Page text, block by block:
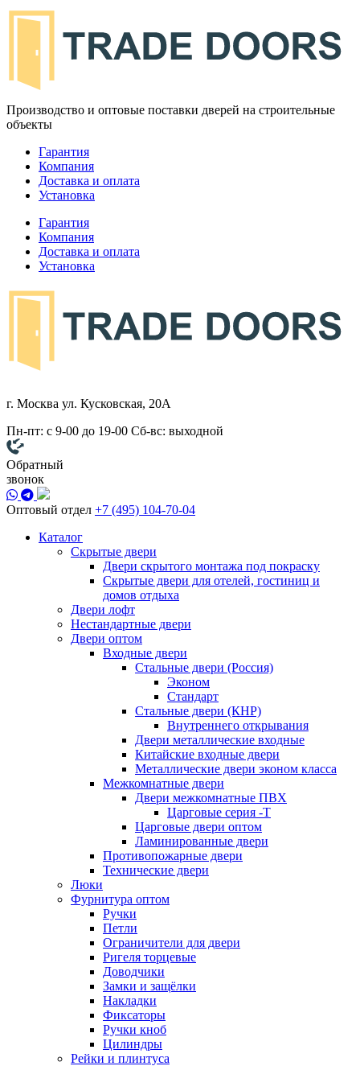
Производство и оптовые поставки дверей на строительные
объекты
Гарантия
Компания
Доставка и оплата
Установка
Гарантия
Компания
Доставка и оплата
Установка
г. Москва ул. Кусковская, 20А
Пн-пт: с 9-00 до 19-00 Сб-вс: выходной
Обратный
звонок
Оптовый отдел +7 (495) 104-70-04
Каталог
Скрытые двери
Двери скрытого монтажа под покраску
Скрытые двери для отелей, гостиниц и
домов отдыха
Двери лофт
Нестандартные двери
Двери оптом
Входные двери
Стальные двери (Россия)
Эконом
Стандарт
Стальные двери (КНР)
Внутреннего открывания
Двери металлические входные
Китайские входные двери
Металлические двери эконом класса
Межкомнатные двери
Двери межкомнатные ПВХ
Царговые серия -Т
Царговые двери оптом
Ламинированные двери
Противопожарные двери
Технические двери
Люки
Фурнитура оптом
Ручки
Петли
Ограничители для двери
Ригеля торцевые
Доводчики
Замки и защёлки
Накладки
Фиксаторы
Ручки кноб
Цилиндры
Рейки и плинтуса